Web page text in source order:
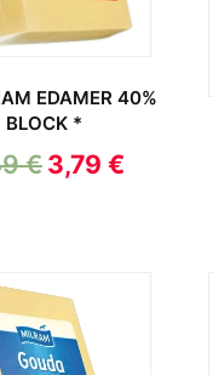
EDAMER 40%
BLOCK *
€ 3,79 €